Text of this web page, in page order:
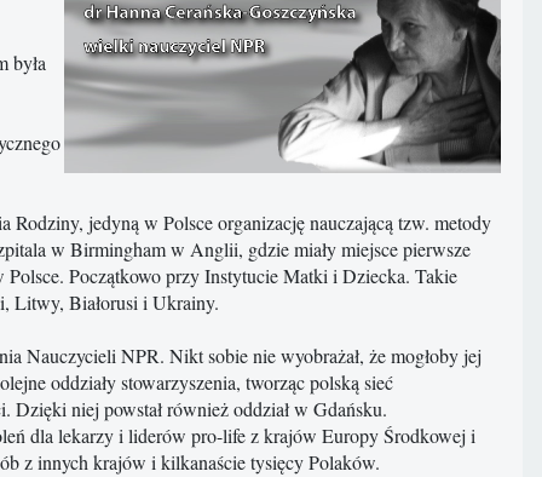
była
Rodziny, jedyną w Polsce organizację nauczającą tzw. metody
w Birmingham w Anglii, gdzie miały miejsce pierwsze
Początkowo przy Instytucie Matki i Dziecka. Takie
Litwy, Białorusi i Ukrainy.
Nauczycieli NPR. Nikt sobie nie wyobrażał, że mogłoby jej
oddziały stowarzyszenia, tworząc polską sieć
Dzięki niej powstał również oddział w Gdańsku.
dla lekarzy i liderów pro-life z krajów Europy Środkowej i
z innych krajów i kilkanaście tysięcy Polaków.